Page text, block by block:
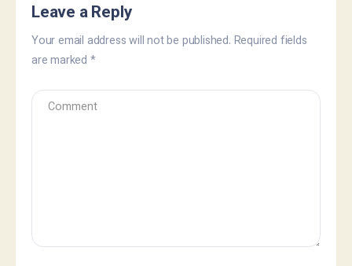
Leave a Reply
Your email address will not be published. Required fields
are marked *